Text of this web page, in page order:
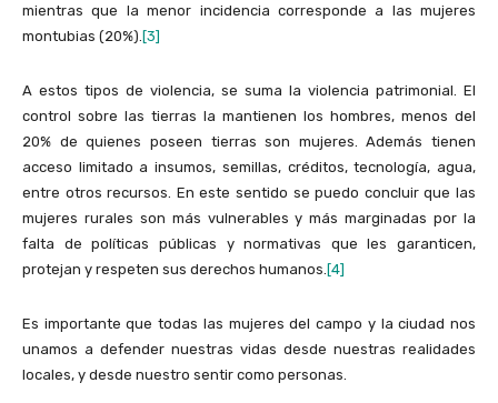
mientras que la menor incidencia corresponde a las mujeres
montubias (20%). [3]
A estos tipos de violencia, se suma la violencia patrimonial. El
control sobre las tierras la mantienen los hombres, menos del
20% de quienes poseen tierras son mujeres. Además tienen
acceso limitado a insumos, semillas, créditos, tecnología, agua,
entre otros recursos. En este sentido se puedo concluir que las
mujeres rurales son más vulnerables y más marginadas por la
falta de políticas públicas y normativas que les garanticen,
protejan y respeten sus derechos humanos. [4]
Es importante que todas las mujeres del campo y la ciudad nos
unamos a defender nuestras vidas desde nuestras realidades
locales, y desde nuestro sentir como personas.